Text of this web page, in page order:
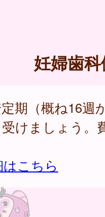
妊婦歯
期（概ね16週
けましょう。
はこちら